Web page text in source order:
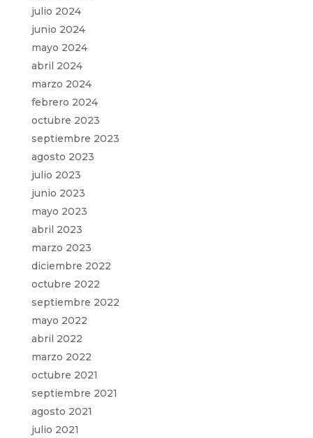
julio 2024
junio 2024
mayo 2024
abril 2024
marzo 2024
febrero 2024
octubre 2023
septiembre 2023
agosto 2023
julio 2023
junio 2023
mayo 2023
abril 2023
marzo 2023
diciembre 2022
octubre 2022
septiembre 2022
mayo 2022
abril 2022
marzo 2022
octubre 2021
septiembre 2021
agosto 2021
julio 2021